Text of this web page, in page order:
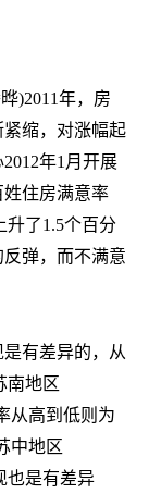
)2011年，房
缩，对涨幅起
年1月开展
住房满意率
升了1.5个百分
反弹，而不满意
有差异的，从
南地区
从高到低则为
中地区
也是有差异